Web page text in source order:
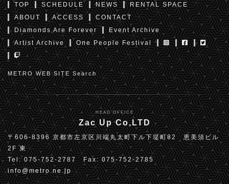
TOP SCHEDULE NEWS
RENTAL SPACE
ABOUT
ACCESS
CONTACT
Diamonds Are Forever
Event Archive
Artist Archive
One People Festival
METRO WEB SITE Search
HEAD OFFICE
Zac Up Co,LTD
〒606-8396 京都市左京区川端丸太町下ル下堤町82 恵美須ビル
2F 東
Tel: 075-752-2787 Fax: 075-752-2785
info@metro.ne.jp